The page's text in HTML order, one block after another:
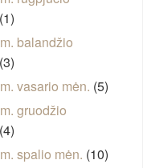
(1)
balandžio
(3)
vasario mėn. (5)
gruodžio
(4)
spalio mėn. (10)